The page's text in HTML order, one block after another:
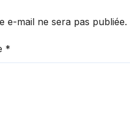
e-mail ne sera pas publiée.
*